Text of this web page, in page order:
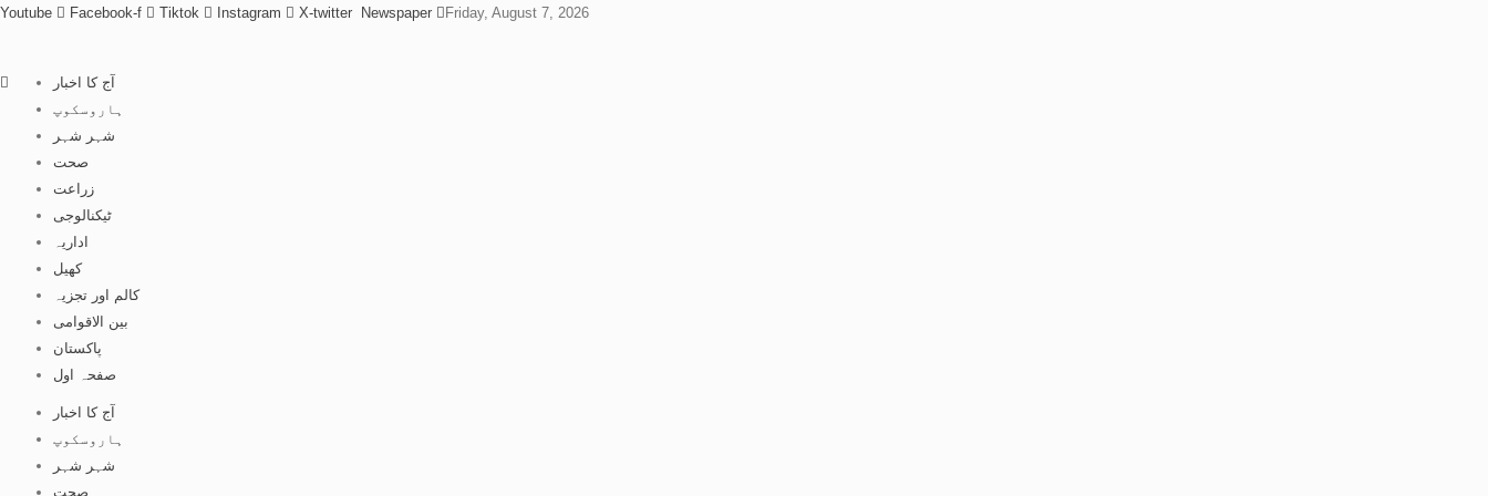
Youtube Facebook-f Tiktok Instagram X-twitter Newspaper Friday, August 7, 2026
آج کا اخبار
ہاروسکوپ
شہر شہر
صحت
زراعت
ٹیکنالوجی
اداریہ
کھیل
کالم اور تجزیہ
بین الاقوامی
پاکستان
صفحہ اول
آج کا اخبار
ہاروسکوپ
شہر شہر
صحت